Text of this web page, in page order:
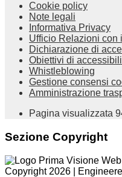
Cookie policy
Note legali
Informativa Privacy
Ufficio Relazioni con
Dichiarazione di
Obiettivi di
Whistleblowing
Gestione consensi
Amministrazione
Pagina visualizzata
Sezione Copyright
Copyright 2026 |